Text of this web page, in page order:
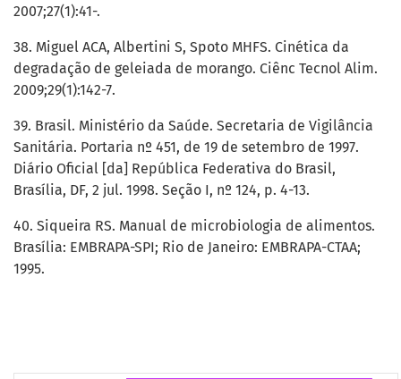
2007;27(1):41-.
38. Miguel ACA, Albertini S, Spoto MHFS. Cinética da
degradação de geleiada de morango. Ciênc Tecnol Alim.
2009;29(1):142-7.
39. Brasil. Ministério da Saúde. Secretaria de Vigilância
Sanitária. Portaria nº 451, de 19 de setembro de 1997.
Diário Oficial [da] República Federativa do Brasil,
Brasília, DF, 2 jul. 1998. Seção I, nº 124, p. 4-13.
40. Siqueira RS. Manual de microbiologia de alimentos.
Brasília: EMBRAPA-SPI; Rio de Janeiro: EMBRAPA-CTAA;
1995.